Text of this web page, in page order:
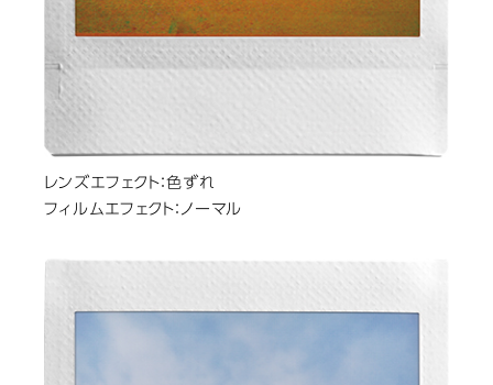
レンズエフェクト：色ずれ
フィルムエフェクト：ノーマル